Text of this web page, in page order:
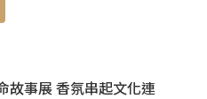
故事展 香氛串起文化連